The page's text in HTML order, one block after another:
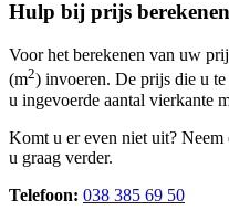
Hulp bij prijs berekenen
Voor het berekenen van uw
(m2) invoeren. De prijs die u
u ingevoerde aantal vierkante
Komt u er even niet uit?
u graag verder.
Telefoon: 038 385 69 50